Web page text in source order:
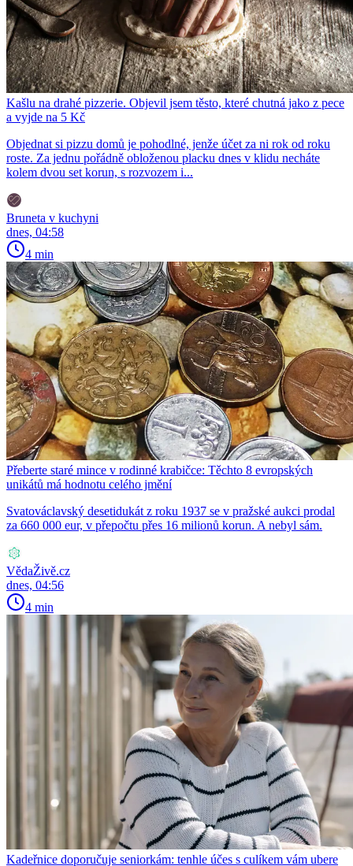
Kašlu na drahé pizzerie. Objevil jsem těsto, které chutná jako z pece
a vyjde na 5 Kč
Objednat si pizzu domů je pohodlné, jenže účet za ni rok od roku
roste. Za jednu pořádně obloženou placku dnes v klidu necháte
kolem dvou set korun, s rozvozem i...
Bruneta v kuchyni
dnes, 04:58
4 min
Přeberte staré mince v rodinné krabičce: Těchto 8 evropských
unikátů má hodnotu celého jmění
Svatováclavský desetidukát z roku 1937 se v pražské aukci prodal
za 660 000 eur, v přepočtu přes 16 milionů korun. A nebyl sám.
VědaŽivě.cz
dnes, 04:56
4 min
Kadeřnice doporučuje seniorkám: tenhle účes s culíkem vám ubere